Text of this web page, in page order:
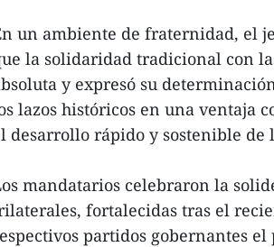
un ambiente de fraternidad, el
la solidaridad tradicional con
y expresó su
lazos históricos en una ventaja
desarrollo rápido y sostenible de
mandatarios celebraron la
fortalecidas tras el
partidos gobernantes el